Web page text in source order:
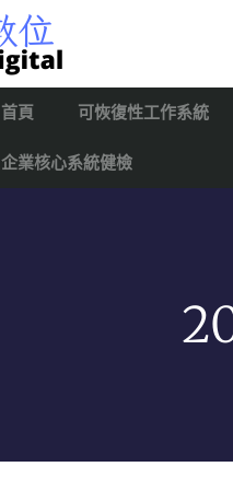
首頁 可恢復性工作系統
企業核心系統健檢